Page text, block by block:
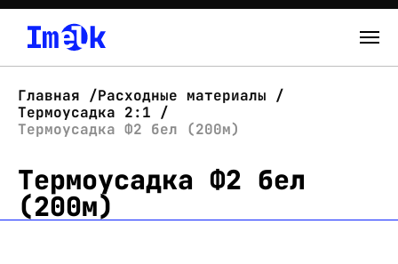
О нас
Новости
Склад
Главная
Расходные материалы
Термоусадка 2:1
Термоусадка Ф2 бел (200м)
Термоусадка Ф2 бел
(200м)